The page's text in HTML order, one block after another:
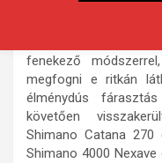
fenekező
megfogni e ritkán
élménydús
követően
Shimano Catana
Shimano 4000